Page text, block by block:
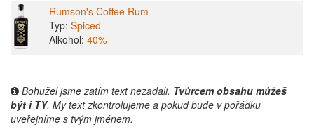
Rumson's Coffee Rum
Typ: Spiced
Alkohol: 40%
Bohužel jsme zatím text nezadali. Tvůrcem obsahu můžeš
být i TY. My text zkontrolujeme a pokud bude v pořádku
uveřejníme s tvým jménem.